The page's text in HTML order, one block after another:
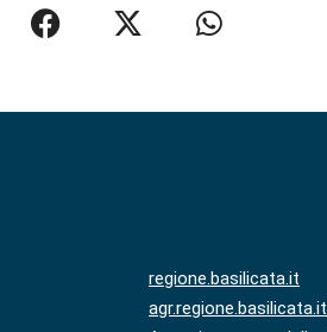
regione.basilicata.it
agr.regione.basilicata.it